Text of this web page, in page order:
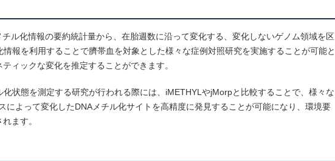
ル化情報の要約統計量から、在胎週数に沿って変化する、変化しないゲノム領域を区
報を利用することで臍帯血を対象とした様々な症例対照研究を実施することが可能と
ィックな変化を推定することができます。
状態を測定する研究が行われる際には、iMETHYLやjMorpと比較することで、様々な
によって変化したDNAメチル化サイトを高精度に発見することが可能になり、環境要
ます。